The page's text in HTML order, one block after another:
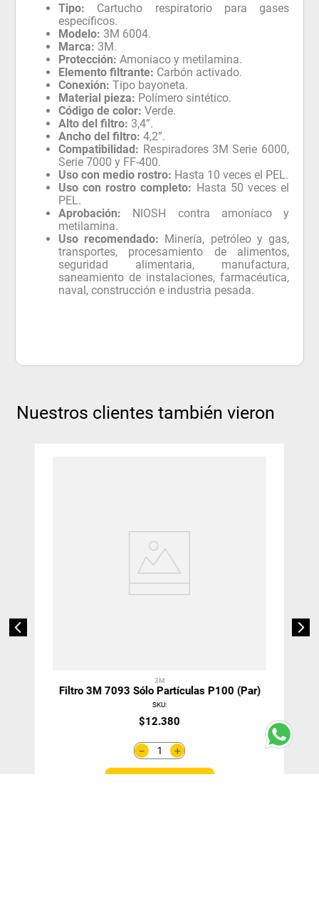
Tipo: Cartucho respiratorio para gases
específicos.
Modelo: 3M 6004.
Marca: 3M.
Protección: Amoniaco y metilamina.
Elemento filtrante: Carbón activado.
Conexión: Tipo bayoneta.
Material pieza: Polímero sintético.
Código de color: Verde.
Alto del filtro: 3,4”.
Ancho del filtro: 4,2”.
Compatibilidad: Respiradores 3M Serie 6000,
Serie 7000 y FF-400.
Uso con medio rostro: Hasta 10 veces el PEL.
Uso con rostro completo: Hasta 50 veces el
PEL.
Aprobación: NIOSH contra amoníaco y
metilamina.
Uso recomendado: Minería, petróleo y gas,
transportes, procesamiento de alimentos,
seguridad alimentaria, manufactura,
saneamiento de instalaciones, farmacéutica,
naval, construcción e industria pesada.
Nuestros clientes también vieron
3M
Filtro 3M 7093 Sólo Partículas P100 (Par)
SKU:
$12.380
＋
－